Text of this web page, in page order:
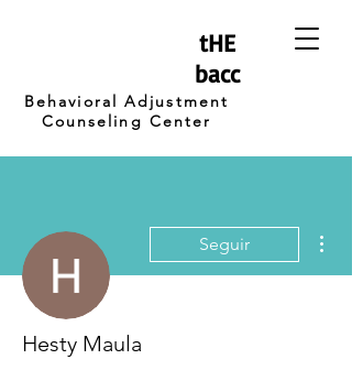
tHE
bacc
Behavioral Adjustment
Counseling Center
Seguir
Hesty Maula